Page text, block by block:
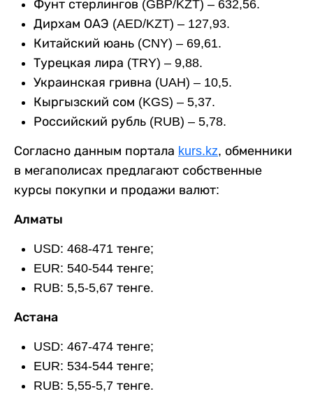
Фунт стерлингов (GBP/KZT) – 632,56.
Дирхам ОАЭ (AED/KZT) – 127,93.
Китайский юань (CNY) – 69,61.
Турецкая лира (TRY) – 9,88.
Украинская гривна (UAH) – 10,5.
Кыргызский сом (KGS) – 5,37.
Российский рубль (RUB) – 5,78.
Согласно данным портала kurs.kz, обменники
в мегаполисах предлагают собственные
курсы покупки и продажи валют:
Алматы
USD: 468-471 тенге;
EUR: 540-544 тенге;
RUB: 5,5-5,67 тенге.
Астана
USD: 467-474 тенге;
EUR: 534-544 тенге;
RUB: 5,55-5,7 тенге.